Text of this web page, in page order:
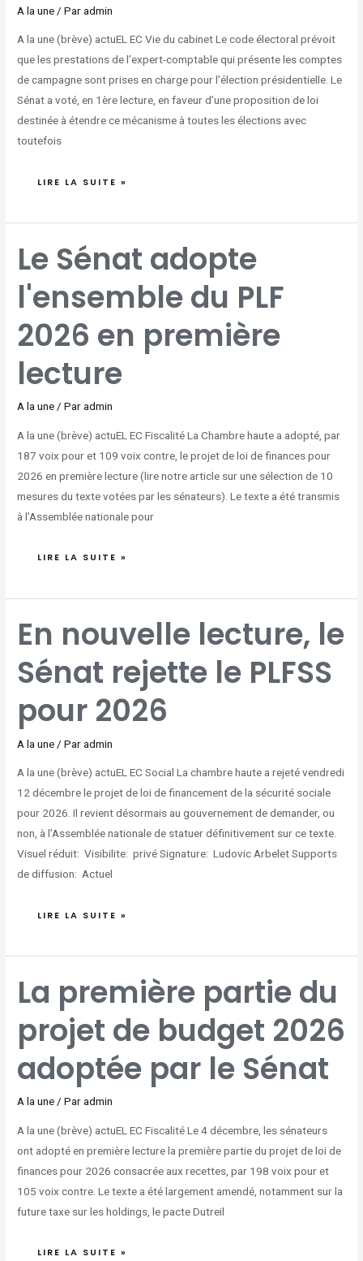
A la une / Paradmin
A la une (brève) actuEL EC Vie du cabinet Le code électoral prévoit
que les prestations de l’expert-comptable qui présente les comptes
de campagne sont prises en charge pour l’élection présidentielle. Le
Sénat a voté, en 1ère lecture, en faveur d’une proposition de loi
destinée à étendre ce mécanisme à toutes les élections avec
toutefois
LIRE LA SUITE »
Le Sénat adopte
l'ensemble du PLF
2026 en première
lecture
A la une/ Paradmin
A la une (brève) actuEL EC Fiscalité La Chambre haute a adopté, par
187 voix pour et 109 voix contre, le projet de loi de finances pour
2026 en première lecture (lire notre article sur une sélection de 10
mesures du texte votées par les sénateurs). Le texte a été transmis
à l’Assemblée nationale pour
SÉNAT
ADOPTE
L'ENSEMBLE
2026
EN
PREMIÈRE
LIRE LA SUITE »
En nouvelle lecture, le
Sénat rejette le PLFSS
pour 2026
A la une / Paradmin
A la une (brève) actuEL EC Social La chambre haute a rejeté vendredi
12 décembre le projet de loi de financement de la sécurité sociale
pour 2026. Il revient désormais au gouvernement de demander, ou
non, à l’Assemblée nationale de statuer définitivement sur ce texte.
Visuel réduit: Visibilite: privé Signature: Ludovic Arbelet Supports
de diffusion: Actuel
NOUVELLE
LECTURE,
LE
REJETTE
LE
PLFSS
POUR
LIRE LA SUITE »
La première partie du
projet de budget 2026
adoptée par le Sénat
A la une / Paradmin
A la une (brève) actuEL EC Fiscalité Le 4 décembre, les sénateurs
ont adopté en première lecture la première partie du projet de loi de
finances pour 2026 consacrée aux recettes, par 198 voix pour et
105 voix contre. Le texte a été largement amendé, notamment sur la
future taxe sur les holdings, le pacte Dutreil
PREMIÈRE
PARTIE
DU
PROJET
BUDGET
2026
ADOPTÉE
SÉNAT
LIRE LA SUITE »